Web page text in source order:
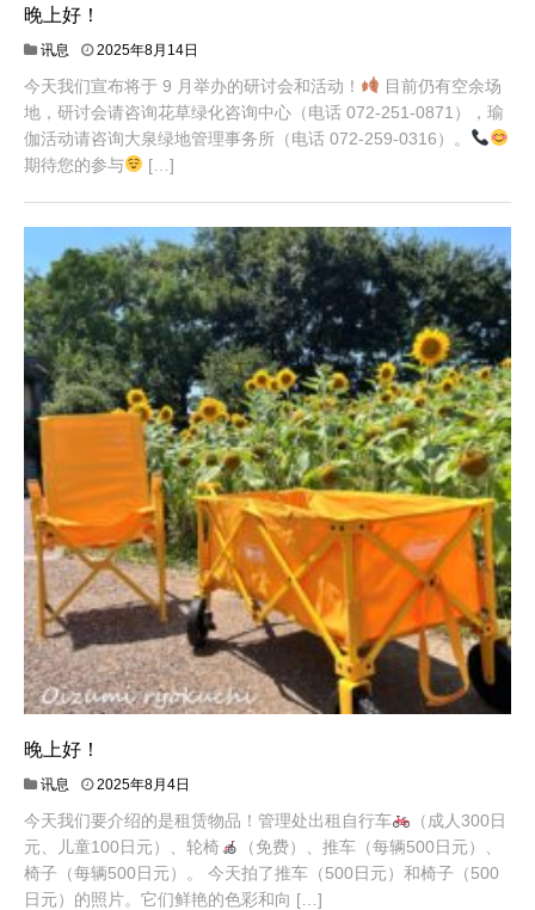
晚上好！
讯息 2025年8月14日
今天我们宣布将于 9 月举办的研讨会和活动！
目前仍有空余场
地，研讨会请咨询花草绿化咨询中心（电话 072-251-0871），瑜
伽活动请咨询大泉绿地管理事务所（电话 072-259-0316）。
期待您的参与
[…]
晚上好！
讯息 2025年8月4日
今天我们要介绍的是租赁物品！管理处出租自行车
（成人300日
元、儿童100日元）、轮椅
（免费）、推车（每辆500日元）、
椅子（每辆500日元）。 今天拍了推车（500日元）和椅子（500
日元）的照片。它们鲜艳的色彩和向 […]